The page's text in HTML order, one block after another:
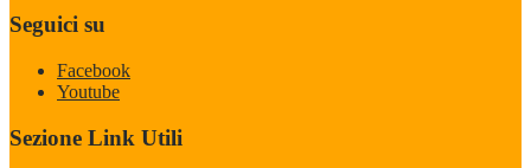
Seguici su
Facebook
Youtube
Sezione Link Utili